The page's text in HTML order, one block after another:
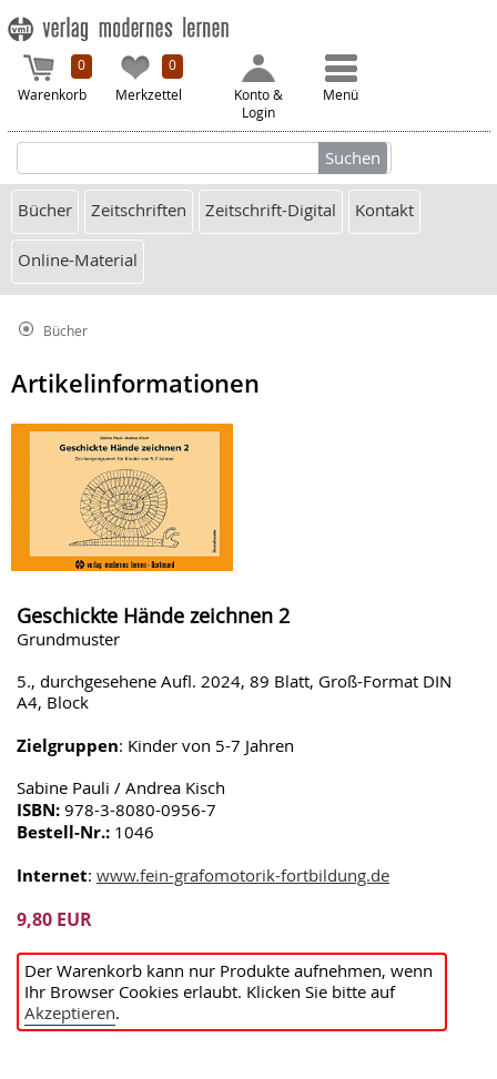
0
Warenkorb
0
Merkzettel
Konto &
Login
Menü
Bücher Zeitschriften Zeitschrift-Digital Kontakt
Online-Material
Bücher
Artikelinformationen
Geschickte Hände zeichnen 2
Grundmuster
5., durchgesehene Aufl. 2024, 89 Blatt, Groß-Format DIN
A4, Block
Zielgruppen: Kinder von 5-7 Jahren
Sabine Pauli / Andrea Kisch
ISBN: 978-3-8080-0956-7
Bestell-Nr.: 1046
Internet: www.fein-grafomotorik-fortbildung.de
9,80 EUR
Der Warenkorb kann nur Produkte aufnehmen, wenn
Ihr Browser Cookies erlaubt. Klicken Sie bitte auf
Akzeptieren.